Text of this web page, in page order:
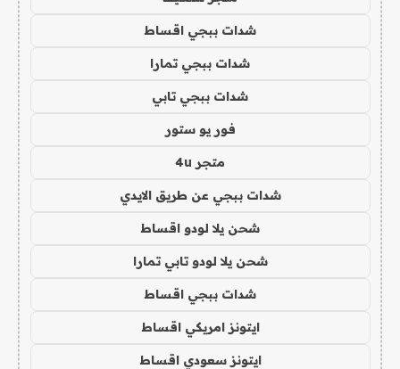
شدات ببجي اقساط
شدات ببجي تمارا
شدات ببجي تابي
فور يو ستور
متجر 4u
شدات ببجي عن طريق الايدي
شحن يلا لودو اقساط
شحن يلا لودو تابي تمارا
شدات ببجي اقساط
ايتونز امريكي اقساط
ايتونز سعودي اقساط